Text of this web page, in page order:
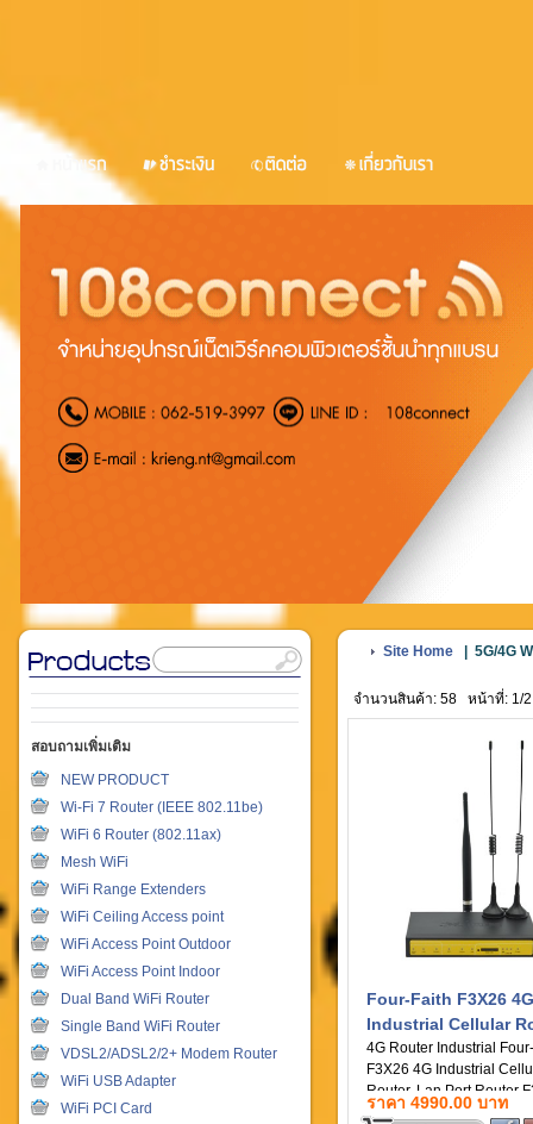
สอบถามเพิ่มเติม
NEW PRODUCT
Wi-Fi 7 Router (IEEE 802.11be)
WiFi 6 Router (802.11ax)
Mesh WiFi
WiFi Range Extenders
WiFi Ceiling Access point
WiFi Access Point Outdoor
WiFi Access Point Indoor
Dual Band WiFi Router
Single Band WiFi Router
VDSL2/ADSL2/2+ Modem Router
WiFi USB Adapter
WiFi PCI Card
Site Home 5G/4G
จำนวนสินค้า: 58 หน้าที่: 1/2
Four-Faith F3X26 4G
Industrial Cellular
4G Router Industrial
F3X26 4G Industrial
Router, Lan Port Router
1 WAN 1 LAN Port
ราคา 4990.00 บาท